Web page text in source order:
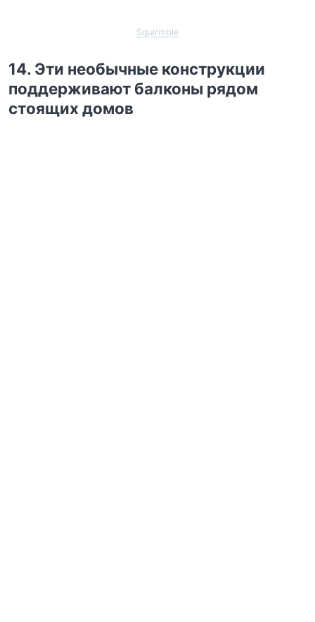
Squirmble
14. Эти необычные конструкции
поддерживают балконы рядом
стоящих домов